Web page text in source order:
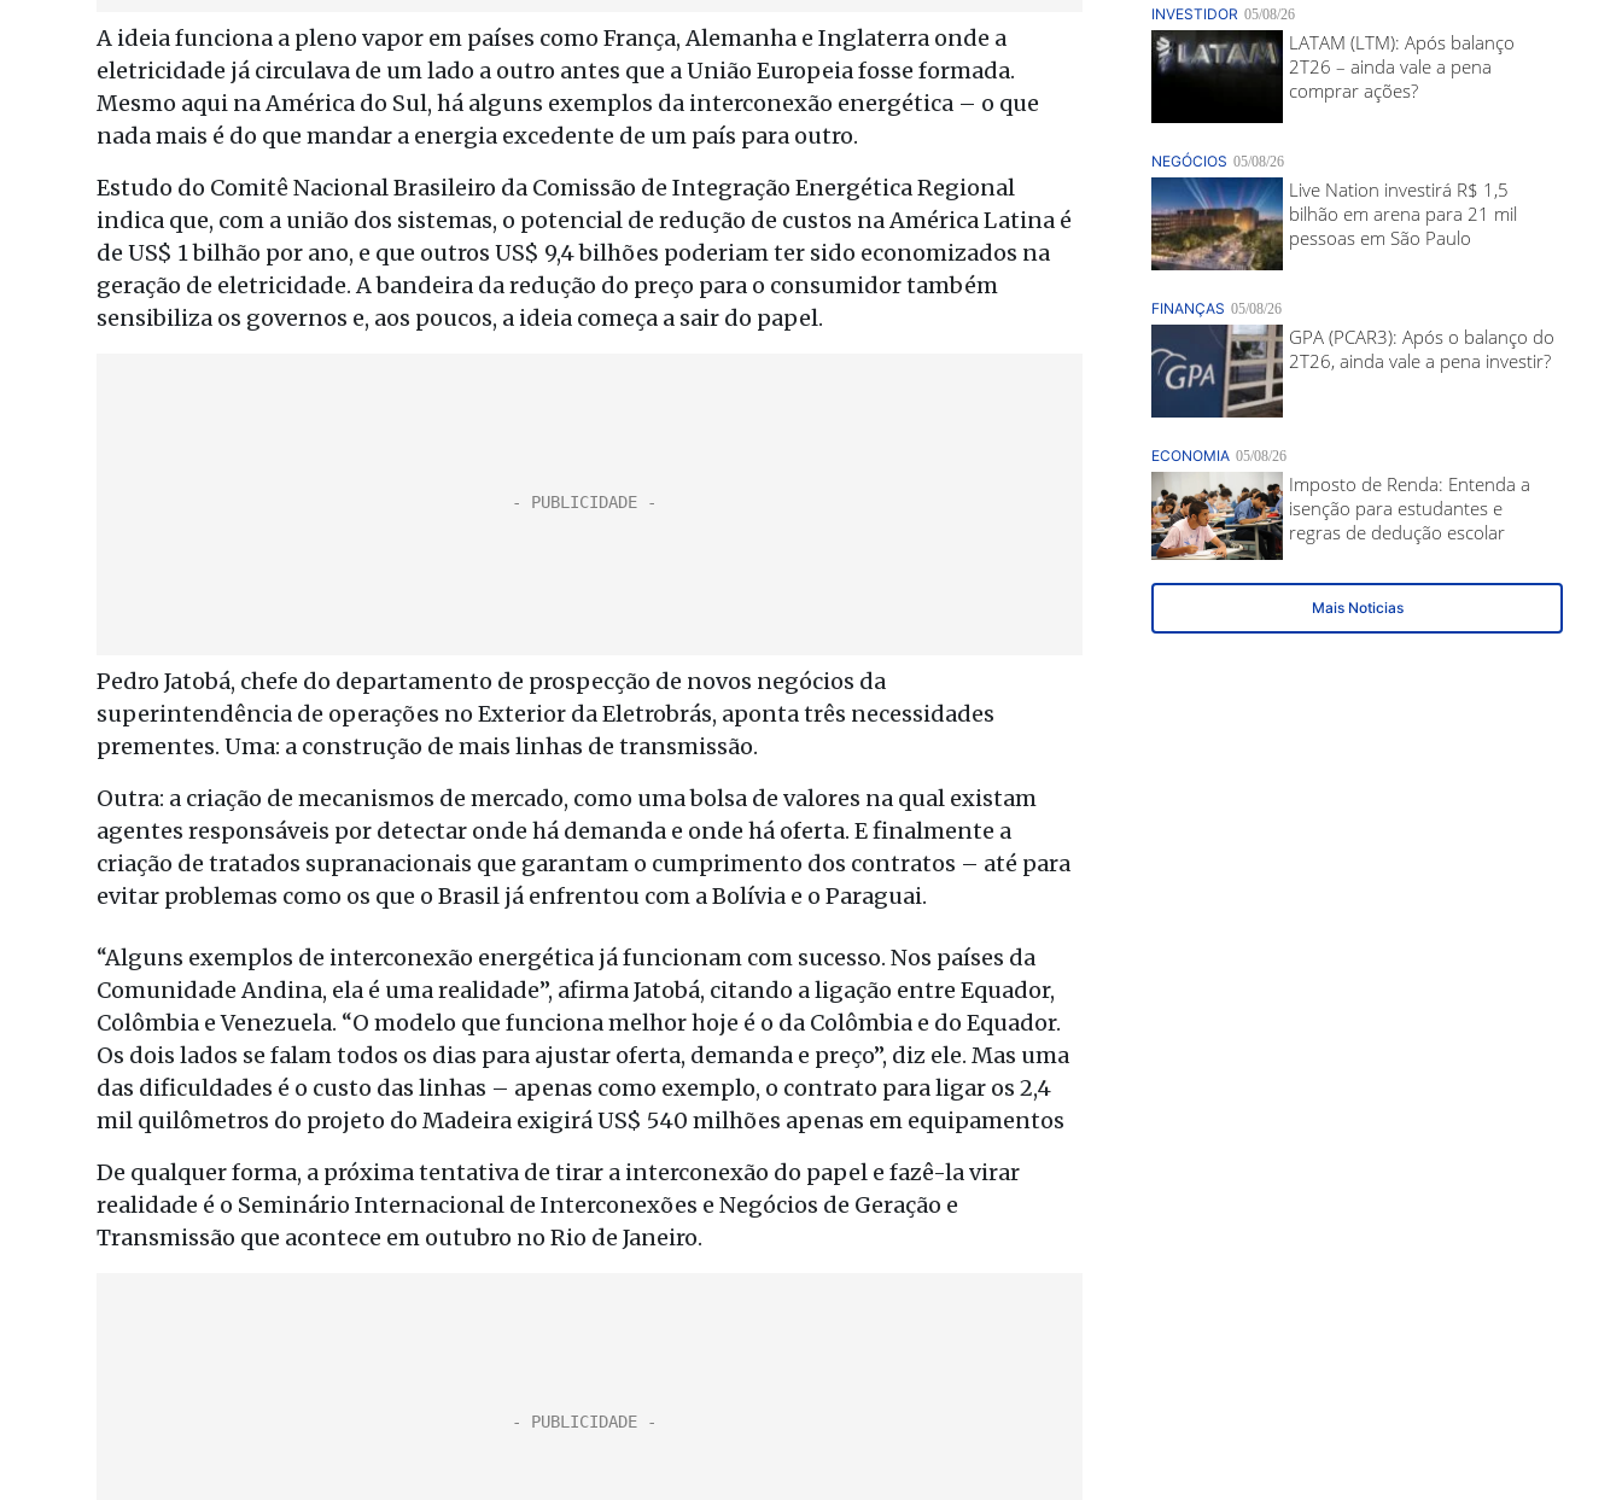
A ideia funciona a pleno vapor em países como França, Alemanha e Inglaterra onde a
eletricidade já circulava de um lado a outro antes que a União Europeia fosse formada.
Mesmo aqui na América do Sul, há alguns exemplos da interconexão energética – o que
nada mais é do que mandar a energia excedente de um país para outro.
Estudo do Comitê Nacional Brasileiro da Comissão de Integração Energética Regional
indica que, com a união dos sistemas, o potencial de redução de custos na América Latina é
de US$ 1 bilhão por ano, e que outros US$ 9,4 bilhões poderiam ter sido economizados na
geração de eletricidade. A bandeira da redução do preço para o consumidor também
sensibiliza os governos e, aos poucos, a ideia começa a sair do papel.
Pedro Jatobá, chefe do departamento de prospecção de novos negócios da
superintendência de operações no Exterior da Eletrobrás, aponta três necessidades
prementes. Uma: a construção de mais linhas de transmissão.
Outra: a criação de mecanismos de mercado, como uma bolsa de valores na qual existam
agentes responsáveis por detectar onde há demanda e onde há oferta. E finalmente a
criação de tratados supranacionais que garantam o cumprimento dos contratos – até para
evitar problemas como os que o Brasil já enfrentou com a Bolívia e o Paraguai.
“Alguns exemplos de interconexão energética já funcionam com sucesso. Nos países da
Comunidade Andina, ela é uma realidade”, afirma Jatobá, citando a ligação entre Equador,
Colômbia e Venezuela. “O modelo que funciona melhor hoje é o da Colômbia e do Equador.
Os dois lados se falam todos os dias para ajustar oferta, demanda e preço”, diz ele. Mas uma
das dificuldades é o custo das linhas – apenas como exemplo, o contrato para ligar os 2,4
mil quilômetros do projeto do Madeira exigirá US$ 540 milhões apenas em equipamentos
De qualquer forma, a próxima tentativa de tirar a interconexão do papel e fazê-la virar
realidade é o Seminário Internacional de Interconexões e Negócios de Geração e
Transmissão que acontece em outubro no Rio de Janeiro.